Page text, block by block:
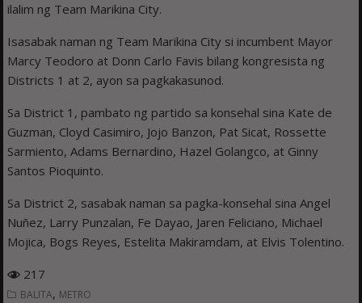
ilalim ng Team Marikina City.
Isasabak naman ng Team Marikina City si incumbent Mayor
Marcy Teodoro at Donn Carlo Favis bilang kongresista ng
Districts 1 at 2, ayon sa pagkakasunod.
Sa District 1, pambato ng partido sa konsehal sina Kate de
Guzman, Cloyd Casimiro, Jojo Banzon, Pat Sicat, Rossette
Sarmiento, Adams Bernardino, Hazel Golangco, at Ginny
Santos Pioquinto.
Sa District 2, sasabak naman sa pagka-konsehal sina Angel
Nuñez, Larry Punzalan, Fe Dayao, Jaren Feliciano, Michael
Mojica, Bogs Reyes, Estelita Makiramdam, at Elvis Tolentino.
217
BALITA, METRO